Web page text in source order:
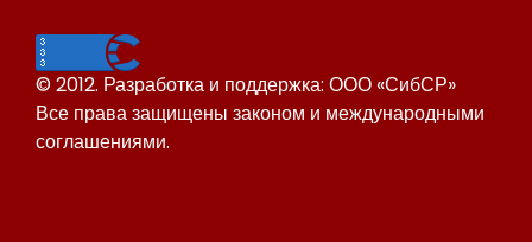
© 2012. Разработка и поддержка: ООО «СибСР»
Все права защищены законом и международными
соглашениями.